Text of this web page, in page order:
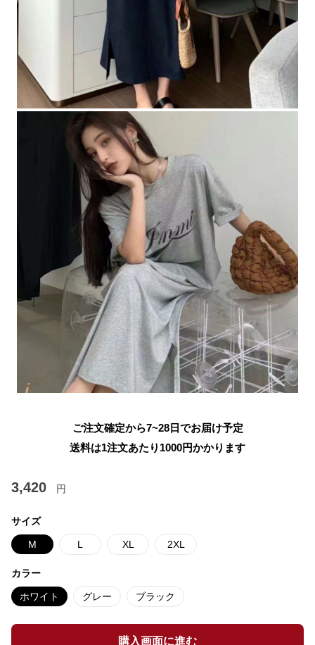
ご注文確定から7~28日でお届け予定
送料は1注文あたり 1000円かかります
3,420 円
サイズ
M L XL 2XL
カラー
ホワイト グレー ブラック
購入画面に進む